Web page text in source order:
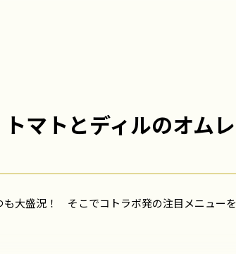
マトとディルのオムレ
も大盛況！ そこでコトラボ発の注目メニューを